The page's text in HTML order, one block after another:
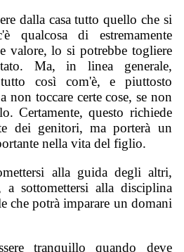
dalla casa tutto quello che si
qualcosa di estremamente
valore, lo si potrebbe togliere
Ma, in linea generale,
tutto così com'è, e piuttosto
non toccare certe cose, se non
Certamente, questo richiede
dei genitori, ma porterà un
nella vita del figlio.
alla guida degli altri,
sottomettersi alla disciplina
che potrà imparare un domani
tranquillo quando deve